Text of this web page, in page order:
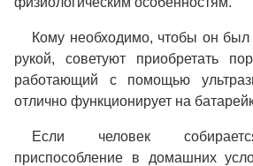
Кому необходимо, чтобы он был
рукой, советуют приобретать
работающий с помощью
отлично функционирует на
Если человек
приспособление в домашних